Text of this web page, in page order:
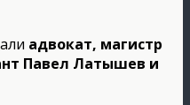
адвокат, магистр
Павел Латышев и